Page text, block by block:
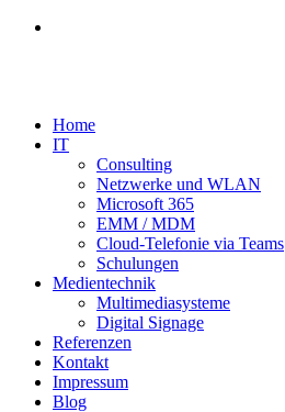
Home
IT
Consulting
Netzwerke und WLAN
Microsoft 365
EMM / MDM
Cloud-Telefonie via Teams
Schulungen
Medientechnik
Multimediasysteme
Digital Signage
Referenzen
Kontakt
Impressum
Blog